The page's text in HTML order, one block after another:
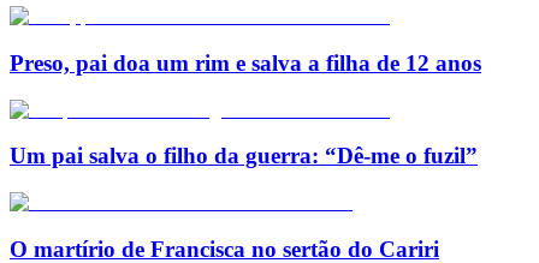
Preso, pai doa um rim e salva a filha de 12 anos
Um pai salva o filho da guerra: “Dê-me o fuzil”
O martírio de Francisca no sertão do Cariri